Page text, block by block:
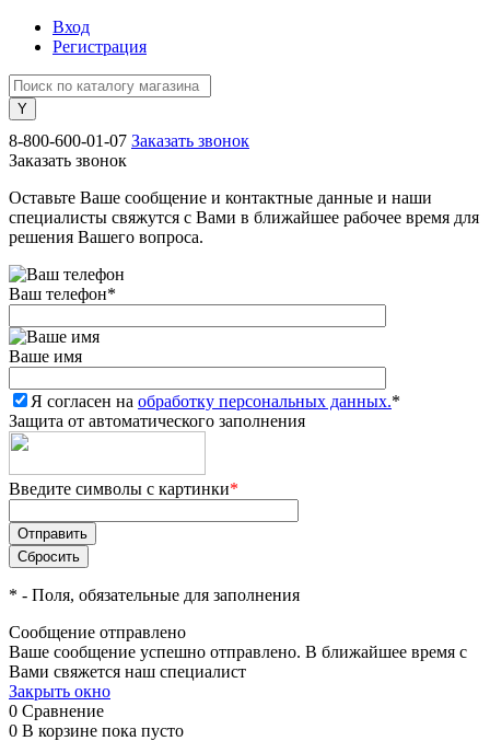
Вход
Регистрация
8-800-600-01-07 Заказать звонок
Заказать звонок
Оставьте Ваше сообщение и контактные данные и наши
специалисты свяжутся с Вами в ближайшее рабочее время для
решения Вашего вопроса.
Ваш телефон*
Ваше имя
Я согласен на обработку персональных данных.*
Защита от автоматического заполнения
Введите символы с картинки*
* - Поля, обязательные для заполнения
Сообщение отправлено
Ваше сообщение успешно отправлено. В ближайшее время с
Вами свяжется наш специалист
Закрыть окно
0 Сравнение
0 В корзине пока пусто